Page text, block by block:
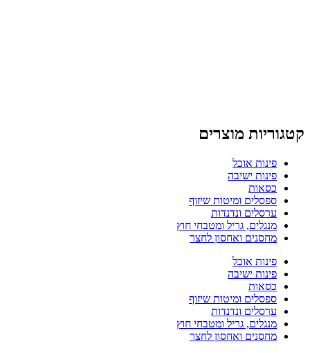
קטגוריות מוצרים
פינות אוכל
פינות ישיבה
כסאות
ספסלים ומיטות שיזוף
ערסלים ונדנדות
מנגלים, גריל ומטבחי חוץ
מחסנים ואחסון לחצר
פינות אוכל
פינות ישיבה
כסאות
ספסלים ומיטות שיזוף
ערסלים ונדנדות
מנגלים, גריל ומטבחי חוץ
מחסנים ואחסון לחצר